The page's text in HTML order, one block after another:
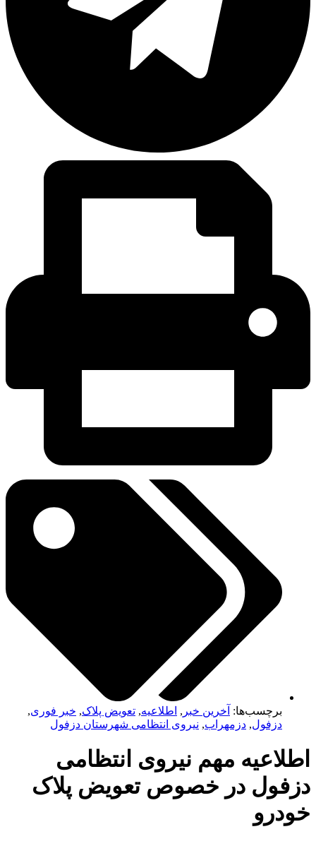
برچسب‌ها: آخرین خبر , اطلاعیه, تعویض پلاک, خبر فوری,
دزفول, دزمهراب, نیروی انتظامی شهرستان دزفول
اطلاعیه مهم نیروی انتظامی
دزفول در خصوص تعویض پلاک
خودرو